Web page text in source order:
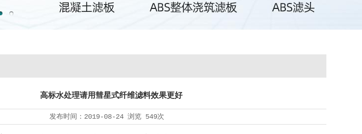
高标水处理请用彗星式纤维滤料效果更好
发布时间： 2019-08-24 浏览 549次